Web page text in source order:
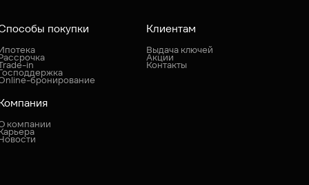
покупки
in
бронирование
Клиентам
Выдача ключей
Акции
Контакты
компании